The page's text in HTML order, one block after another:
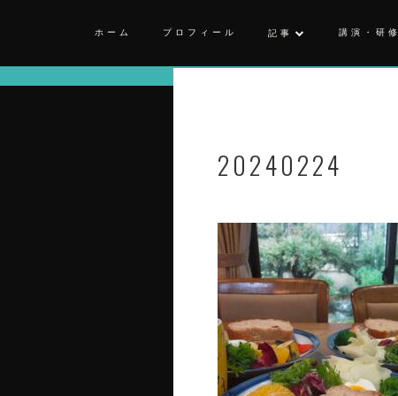
ホーム プロフィール 記事 講演・研修
20240224